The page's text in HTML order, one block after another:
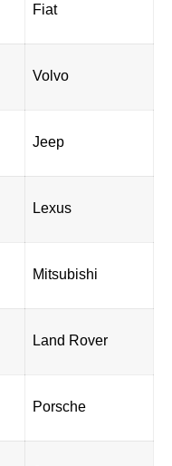
Fiat
Volvo
Jeep
Lexus
Mitsubishi
Land Rover
Porsche